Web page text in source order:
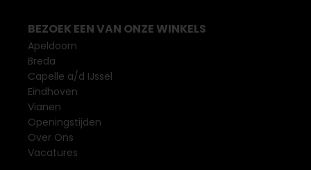
BEZOEK EEN VAN ONZE WINKELS
Apeldoorn
Breda
Capelle a/d IJssel
Eindhoven
Vianen
Openingstijden
Over Ons
Vacatures